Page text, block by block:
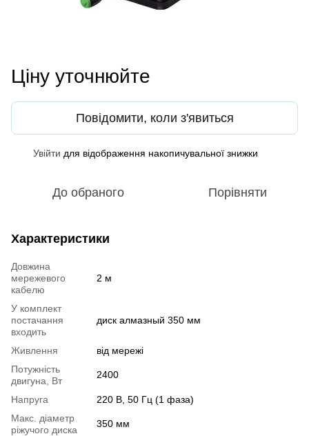
Ціну уточнюйте
Повідомити, коли з'явиться
Увійти для відображення накопичувальної знижки
До обраного Порівняти
Характеристики
Довжина
мережевого
кабелю
2 м
У комплект
постачання
входить
диск алмазный 350 мм
Живлення
від мережі
Потужність
двигуна, Вт
2400
Напруга
220 В, 50 Гц (1 фаза)
Макс. діаметр
ріжучого диска
350 мм